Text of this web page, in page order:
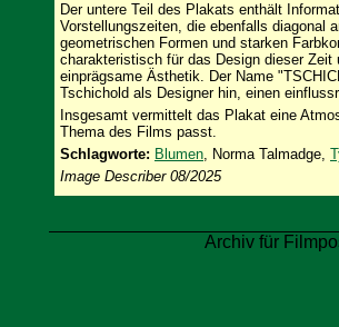
Der untere Teil des Plakats enthält
Vorstellungszeiten, die ebenfalls diagonal
geometrischen Formen und starken
charakteristisch für das Design dieser
einprägsame Ästhetik. Der Name
Tschichold als Designer hin, einen
Insgesamt vermittelt das Plakat eine
Thema des Films passt.
Schlagworte: Blumen, Norma Talmadge,
Image Describer 08/2025
Archiv für